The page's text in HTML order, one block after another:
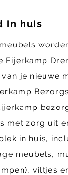
in huis
Eijerkamp
je nieuwe
met zorg uit
in huis,
meubels,
viltjes